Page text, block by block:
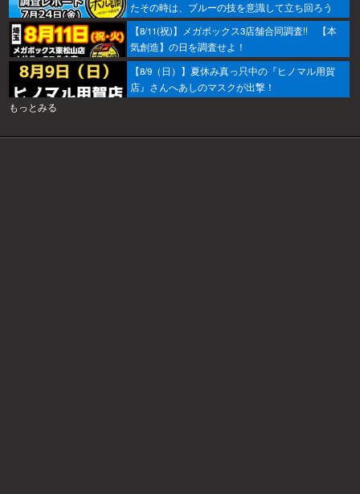
たその時は、ブルーの技を意識して立ち回ろう
ぞ！
【8/11(祝)】メガボックス3店舗合同調査!! 【本
気創造】の日を調査せよ！
【8/9（日）】夏休み真っ只中の『ヒノマル用賀
店』さんへあしのマスクが出撃！
もっとみる